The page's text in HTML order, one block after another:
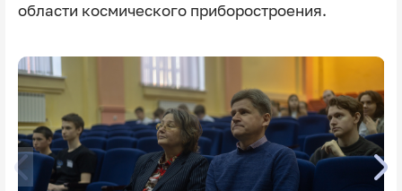
области космического приборостроения.